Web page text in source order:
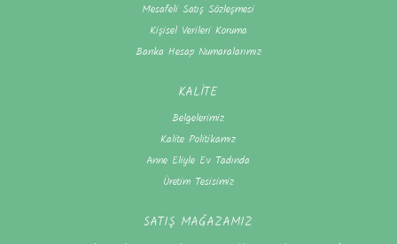
Mesafeli Satış Sözleşmesi
Kişisel Verileri Koruma
Banka Hesap Numaralarımız
KALİTE
Belgelerimiz
Kalite Politikamız
Anne Eliyle Ev Tadında
Üretim Tesisimiz
SATIŞ MAĞAZAMIZ